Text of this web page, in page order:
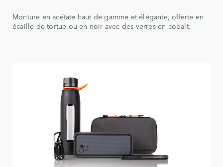
Monture en acétate haut de gamme et élégante, offerte en
écaille de tortue ou en noir avec des verres en cobalt.